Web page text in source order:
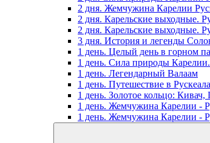
2 дня. Жемчужина Карелии
2 дня. Карельские выходные.
2 дня. Карельские выходные.
3 дня. История и легенды
1 день. Целый день в горном
1 день. Сила природы
1 день. Легендарный Валаам
1 день. Путешествие в
1 день. Золотое кольцо:
1 день. Жемчужина Карелии -
1 день. Жемчужина Карелии -